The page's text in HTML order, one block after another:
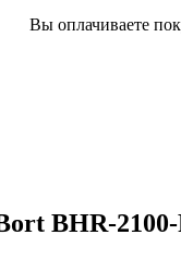
Вы оплачиваете
BHR-